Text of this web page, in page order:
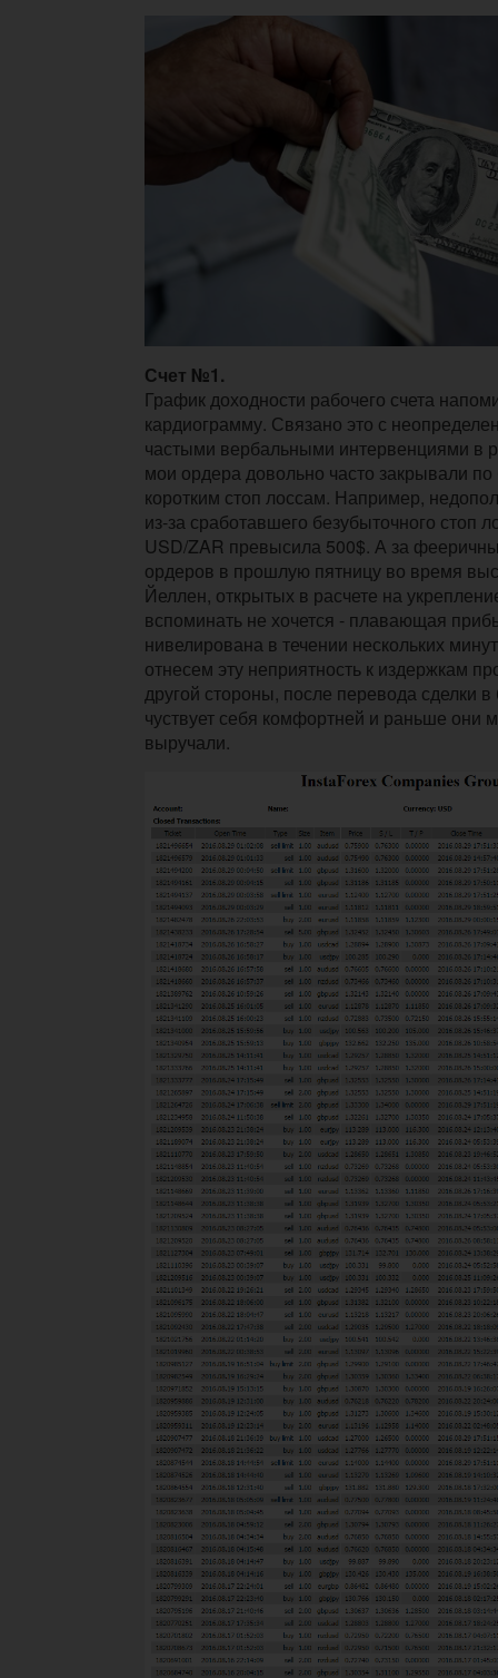
Счет №1.
График доходности рабочего счета
кардиограмму. Связано это с
частыми вербальными интервенциями в
мои ордера довольно часто закрывали
коротким стоп лоссам. Например,
из-за сработавшего безубыточного стоп
USD/ZAR превысила 500$. А за
ордеров в прошлую пятницу во время
Йеллен, открытых в расчете на
вспоминать не хочется - плавающая
нивелирована в течении нескольких
отнесем эту неприятность к издержкам
другой стороны, после перевода сделки
чуствует себя комфортней и раньше они
выручали.